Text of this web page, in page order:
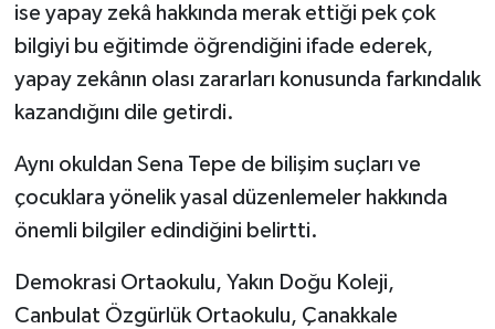
ise yapay zekâ hakkında merak ettiği pek çok
bilgiyi bu eğitimde öğrendiğini ifade ederek,
yapay zekânın olası zararları konusunda farkındalık
kazandığını dile getirdi.
Aynı okuldan Sena Tepe de bilişim suçları ve
çocuklara yönelik yasal düzenlemeler hakkında
önemli bilgiler edindiğini belirtti.
Demokrasi Ortaokulu, Yakın Doğu Koleji,
Canbulat Özgürlük Ortaokulu, Çanakkale